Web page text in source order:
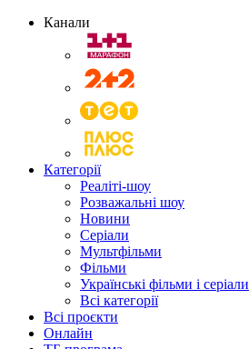
Канали
Категорії
Реаліті-шоу
Розважальні шоу
Новини
Серіали
Мультфільми
Фільми
Українські фільми і серіали
Всі категорії
Всі проєкти
Онлайн